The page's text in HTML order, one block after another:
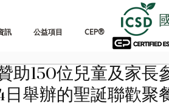
訊 公益項目 CEP®
助150位兒童及家
日舉辦的聖誕聯歡聚